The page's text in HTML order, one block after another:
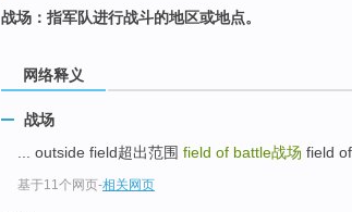
战场：指军队进行战斗的地区或地点。
网络释义
战场
... outside field超出范围 field of battle战场 field
基于11个网页-相关网页